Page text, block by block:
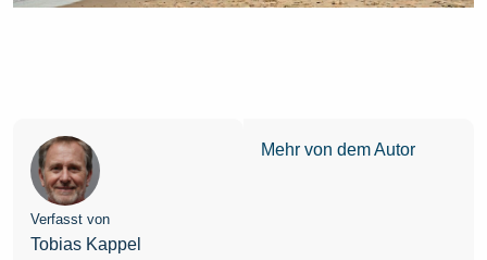
Verfasst von
Tobias Kappel
Mehr von dem Autor